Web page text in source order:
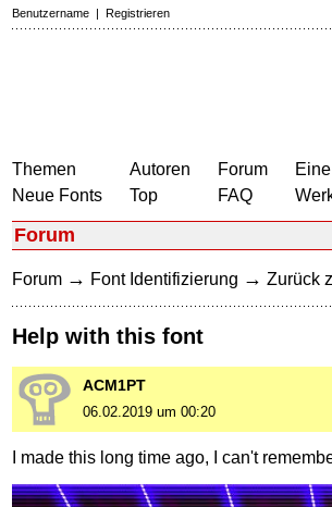
Benutzername | Registrieren
Themen
Neue Fonts
Autoren
Top
Forum
FAQ
Forum
Forum → Font Identifizierung → Zurück
Help with this font
ACM1PT
06.02.2019 um 00:20
I made this long time ago, I can't